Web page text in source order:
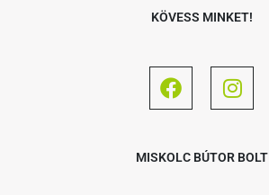
KÖVESS MINKET!
MISKOLC BÚTOR BOLT